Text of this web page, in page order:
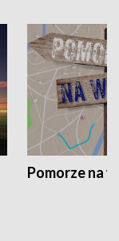
Pomorze na